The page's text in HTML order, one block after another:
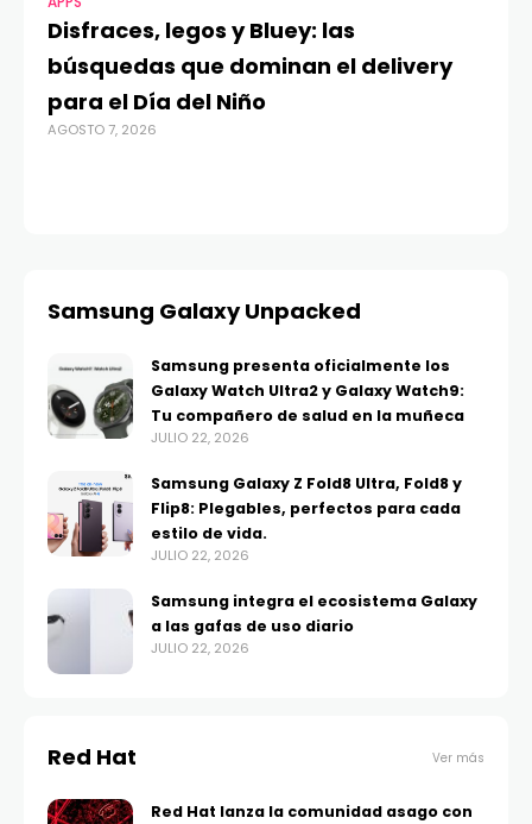
Disfraces, legos y Bluey: las
búsquedas que dominan el delivery
para el Día del Niño
AGOSTO 7, 2026
Samsung Galaxy Unpacked
Samsung presenta oficialmente los
Galaxy Watch Ultra2 y Galaxy Watch9:
Tu compañero de salud en la muñeca
JULIO 22, 2026
Samsung Galaxy Z Fold8 Ultra, Fold8 y
Flip8: Plegables, perfectos para cada
estilo de vida.
JULIO 22, 2026
Samsung integra el ecosistema Galaxy
a las gafas de uso diario
JULIO 22, 2026
Red Hat Ver más
Red Hat lanza la comunidad asago con